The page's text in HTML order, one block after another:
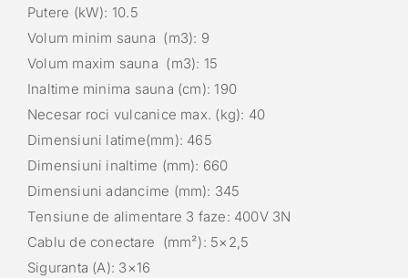
Putere (kW): 10.5
Volum minim sauna (m3): 9
Volum maxim sauna (m3): 15
Inaltime minima sauna (cm): 190
Necesar roci vulcanice max. (kg): 40
Dimensiuni latime(mm): 465
Dimensiuni inaltime (mm): 660
Dimensiuni adancime (mm): 345
Tensiune de alimentare 3 faze: 400V 3N
Cablu de conectare (mm²): 5×2,5
Siguranta (A): 3×16